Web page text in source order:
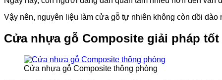
Vậy nên, nguyên liệu làm cửa gỗ tự nhiên không còn dồi
Cửa nhựa gỗ Composite giải pháp
Cửa nhựa gỗ Composite thông phòng